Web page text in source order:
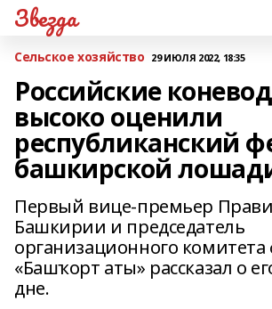
Звезда
Сельское хозяйство 29 ИЮЛЯ 2022, 18:35
Российские
высоко оценили
республиканский
башкирской
Первый вице-премьер
Башкирии и председатель
организационного комитета
«Башҡорт аты» рассказал о
дне.